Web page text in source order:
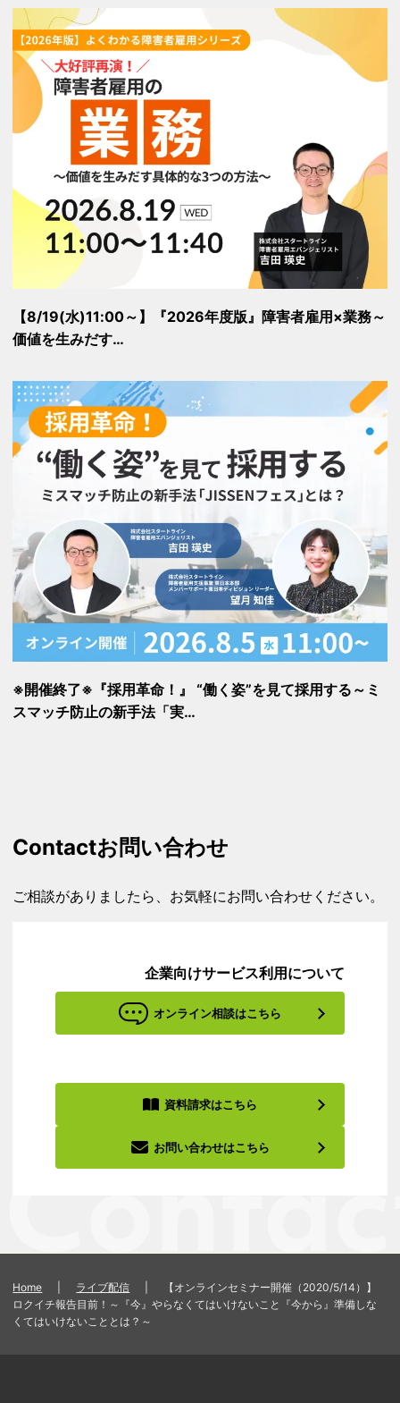
【8/19(水)11:00～】『2026年度版』障害者雇用×業務～
価値を生みだす…
※開催終了※『採用革命！』 “働く姿”を見て採用する～ミ
スマッチ防止の新手法「実…
Contactお問い合わせ
ご相談がありましたら、お気軽にお問い合わせください。
企業向けサービス利用について
オンライン相談はこちら
資料請求はこちら
お問い合わせはこちら
Home ライブ配信
【オンラインセミナー開催（2020/5/14）】
ロクイチ報告目前！～『今』やらなくてはいけないこと『今から』準備しな
くてはいけないこととは？～